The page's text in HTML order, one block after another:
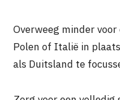
Overweeg minder
Polen of Italië in
als Duitsland te